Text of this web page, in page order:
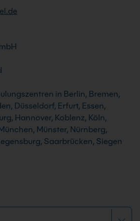
in Berlin, Bremen,
Düsseldorf, Erfurt, Essen,
Hannover, Koblenz, Köln,
Münster, Nürnberg,
Saarbrücken, Siegen